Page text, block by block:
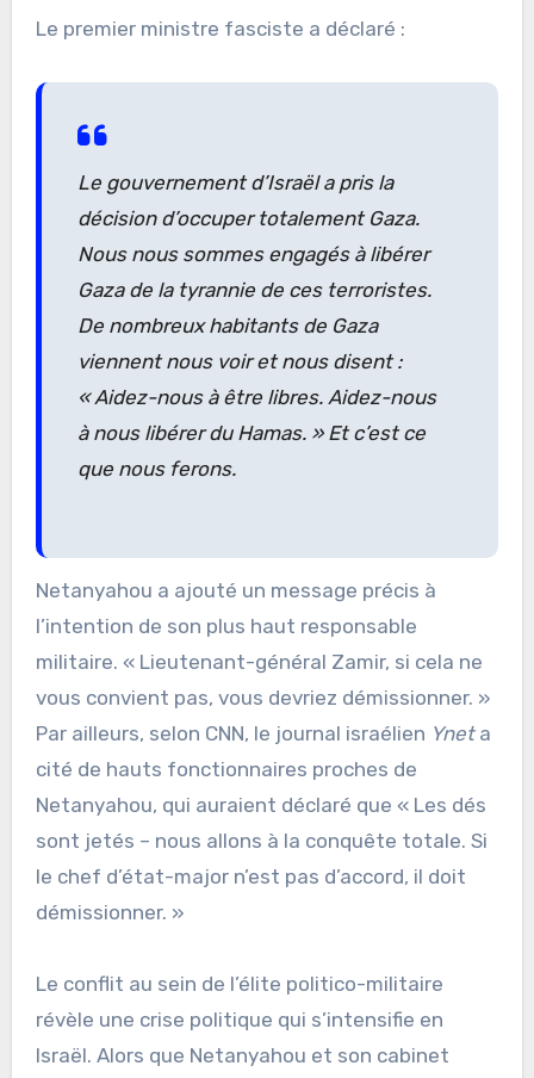
Le premier ministre fasciste a déclaré :
Le gouvernement d’Israël a pris la
décision d’occuper totalement Gaza.
Nous nous sommes engagés à libérer
Gaza de la tyrannie de ces terroristes.
De nombreux habitants de Gaza
viennent nous voir et nous disent :
« Aidez-nous à être libres. Aidez-nous
à nous libérer du Hamas. » Et c’est ce
que nous ferons.
Netanyahou a ajouté un message précis à
l’intention de son plus haut responsable
militaire. « Lieutenant-général Zamir, si cela ne
vous convient pas, vous devriez démissionner. »
Par ailleurs, selon CNN, le journal israélien Yneta
cité de hauts fonctionnaires proches de
Netanyahou, qui auraient déclaré que « Les dés
sont jetés – nous allons à la conquête totale. Si
le chef d’état-major n’est pas d’accord, il doit
démissionner. »
Le conflit au sein de l’élite politico-militaire
révèle une crise politique qui s’intensifie en
Israël. Alors que Netanyahou et son cabinet